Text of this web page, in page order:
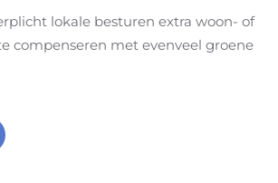
lokale besturen extra woon- of
compenseren met evenveel groene